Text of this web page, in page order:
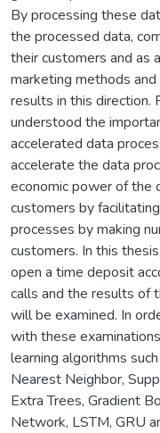
By processing these
the processed data,
their customers and as
marketing methods
results in this direction.
understood the
accelerated data
accelerate the data
economic power of the
customers by
processes by making
customers. In this
open a time deposit
calls and the results of
will be examined. In
with these
learning algorithms
Nearest Neighbor,
Extra Trees, Gradient
Network, LSTM, GRU